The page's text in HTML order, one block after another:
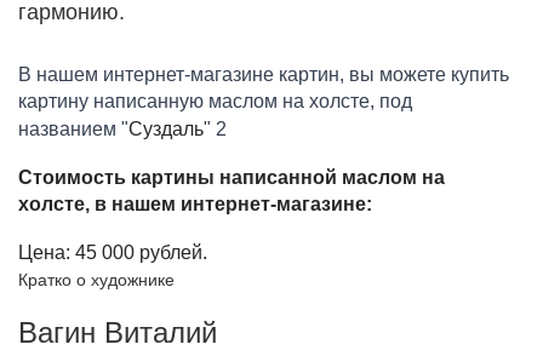
гармонию.
В нашем интернет-магазине картин, вы можете купить
картину написанную маслом на холсте, под
названием "Суздаль" 2
Стоимость картины написанной маслом на
холсте, в нашем интернет-магазине:
Цена: 45 000 рублей.
Кратко о художнике
Вагин Виталий